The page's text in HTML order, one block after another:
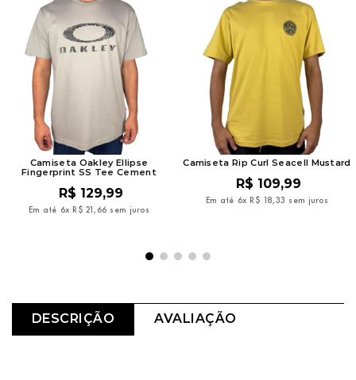
Camiseta Oakley Ellipse
Fingerprint SS Tee Cement
R$ 129,99
Em até 6x R$ 21 , 66 sem juros
Camiseta Rip Curl Seacell Mustard
R$ 109,99
Em até 6x R$ 18,33 sem juros
DESCRIÇÃO AVALIAÇÃO